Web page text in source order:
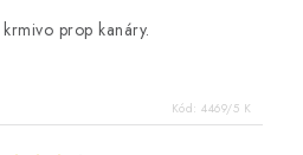
prop kanáry.
Kód: 4469/5 K